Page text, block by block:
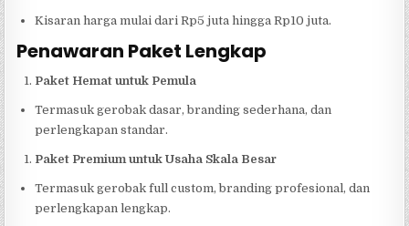
Kisaran harga mulai dari Rp5 juta hingga Rp10 juta.
Penawaran Paket Lengkap
Paket Hemat untuk Pemula
Termasuk gerobak dasar, branding sederhana, dan
perlengkapan standar.
Paket Premium untuk Usaha Skala Besar
Termasuk gerobak full custom, branding profesional, dan
perlengkapan lengkap.